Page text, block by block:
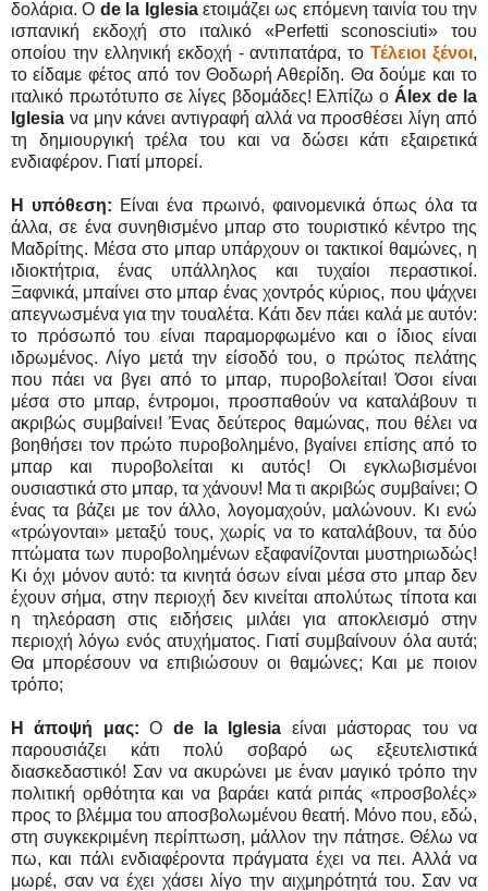
δολάρια. Ο de la Iglesiaετοιμάζει ως επόμενη ταινία του την
ισπανική εκδοχή στο ιταλικό «Perfetti sconosciuti» του
οποίου την ελληνική εκδοχή - αντιπατάρα, τοΤέλειοι ξένοι,
το είδαμε φέτος από τον Θοδωρή Αθερίδη. Θα δούμε και το
ιταλικό πρωτότυπο σε λίγες βδομάδες! Ελπίζω ο Álex de la
Iglesia να μην κάνει αντιγραφή αλλά να προσθέσει λίγη από
τη δημιουργική τρέλα του και να δώσει κάτι εξαιρετικά
ενδιαφέρον. Γιατί μπορεί.
Η υπόθεση: Είναι ένα πρωινό, φαινομενικά όπως όλα τα
άλλα, σε ένα συνηθισμένο μπαρ στο τουριστικό κέντρο της
Μαδρίτης. Μέσα στο μπαρ υπάρχουν οι τακτικοί θαμώνες, η
ιδιοκτήτρια, ένας υπάλληλος και τυχαίοι περαστικοί.
Ξαφνικά, μπαίνει στο μπαρ ένας χοντρός κύριος, που ψάχνει
απεγνωσμένα για την τουαλέτα. Κάτι δεν πάει καλά με αυτόν:
το πρόσωπό του είναι παραμορφωμένο και ο ίδιος είναι
ιδρωμένος. Λίγο μετά την είσοδό του, ο πρώτος πελάτης
που πάει να βγει από το μπαρ, πυροβολείται! Όσοι είναι
μέσα στο μπαρ, έντρομοι, προσπαθούν να καταλάβουν τι
ακριβώς συμβαίνει! Ένας δεύτερος θαμώνας, που θέλει να
βοηθήσει τον πρώτο πυροβολημένο, βγαίνει επίσης από το
μπαρ και πυροβολείται κι αυτός! Οι εγκλωβισμένοι
ουσιαστικά στο μπαρ, τα χάνουν! Μα τι ακριβώς συμβαίνει; Ο
ένας τα βάζει με τον άλλο, λογομαχούν, μαλώνουν. Κι ενώ
«τρώγονται» μεταξύ τους, χωρίς να το καταλάβουν, τα δύο
πτώματα των πυροβολημένων εξαφανίζονται μυστηριωδώς!
Κι όχι μόνον αυτό: τα κινητά όσων είναι μέσα στο μπαρ δεν
έχουν σήμα, στην περιοχή δεν κινείται απολύτως τίποτα και
η τηλεόραση στις ειδήσεις μιλάει για αποκλεισμό στην
περιοχή λόγω ενός ατυχήματος. Γιατί συμβαίνουν όλα αυτά;
Θα μπορέσουν να επιβιώσουν οι θαμώνες; Και με ποιον
τρόπο;
Η άποψή μας: Ο de la Iglesia είναι μάστορας του να
παρουσιάζει κάτι πολύ σοβαρό ως εξευτελιστικά
διασκεδαστικό! Σαν να ακυρώνει με έναν μαγικό τρόπο την
πολιτική ορθότητα και να βαράει κατά ριπάς «προσβολές»
προς το βλέμμα του αποσβολωμένου θεατή. Μόνο που, εδώ,
στη συγκεκριμένη περίπτωση, μάλλον την πάτησε. Θέλω να
πω, και πάλι ενδιαφέροντα πράγματα έχει να πει. Αλλά να
μωρέ, σαν να έχει χάσει λίγο την αιχμηρότητά του. Σαν να